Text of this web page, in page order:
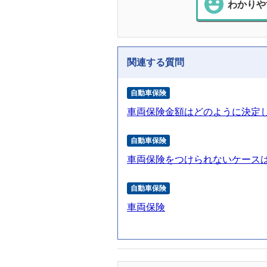
わかり
関連する質問
自動車保険
車両保険金額はどのように決定
自動車保険
車両保険をつけられないケース
自動車保険
車両保険